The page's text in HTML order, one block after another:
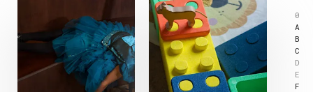
0
A
B
C
D
E
F